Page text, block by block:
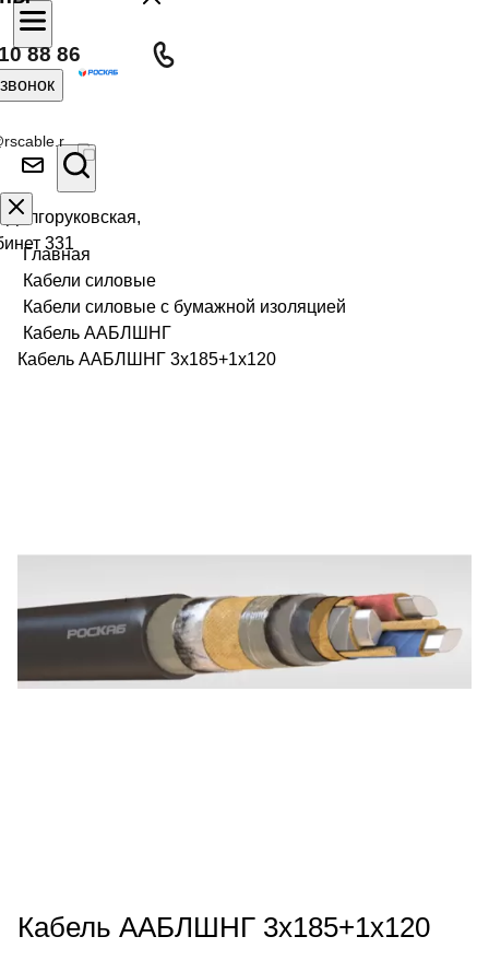
88 86
331
Главная
Кабели силовые
Кабели силовые с бумажной изоляцией
Кабель ААБЛШНГ
Кабель ААБЛШНГ 3х185+1х120
Кабель ААБЛШНГ 3х185+1х120